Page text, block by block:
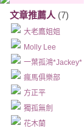
文章推薦人 (7)
大老鷹姐姐
Molly Lee
一葉孤鴻*Jackey*
瘋馬俱樂部
方正平
獨孤無劍
花木蘭